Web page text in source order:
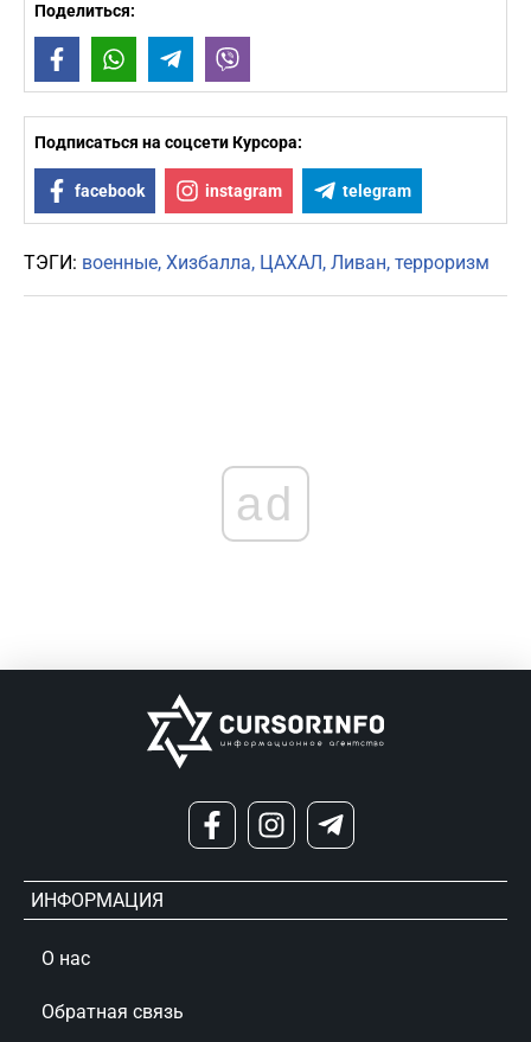
Поделиться:
FacebookWhatsAppTelegram
Подписаться на соцсети Курсора:
facebook instagram telegram
ТЭГИ: военные Хизбалла ЦАХАЛ Ливан терроризм
ad
ИНФОРМАЦИЯ
О нас
Обратная связь